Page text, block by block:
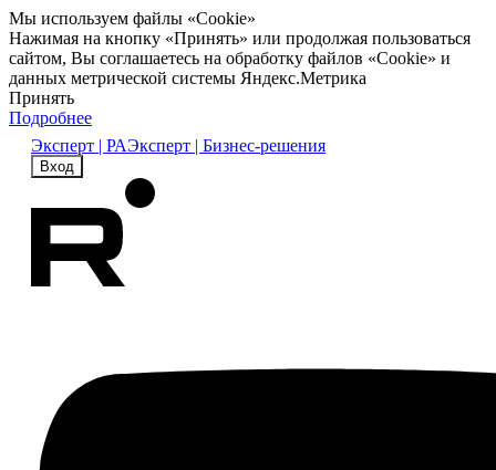
Мы используем файлы «Cookie»
Нажимая на кнопку «Принять» или продолжая пользоваться
сайтом, Вы соглашаетесь на обработку файлов «Cookie» и
данных метрической системы Яндекс.Метрика
Принять
Подробнее
Эксперт | РАЭксперт | Бизнес-решения
Вход